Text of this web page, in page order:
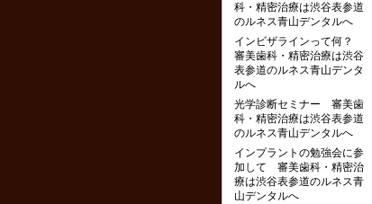
科・精密治療は渋谷表参道
のルネス青山デンタルへ
インビザラインって何？
審美歯科・精密治療は渋谷
表参道のルネス青山デンタ
ルへ
光学診断セミナー 審美歯
科・精密治療は渋谷表参道
のルネス青山デンタルへ
インプラントの勉強会に参
加して 審美歯科・精密治
療は渋谷表参道のルネス青
山デンタルへ